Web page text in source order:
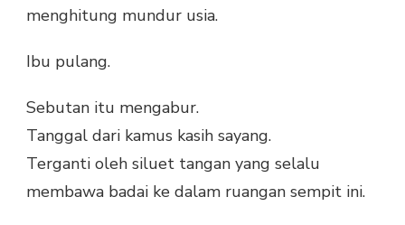
menghitung mundur usia.
Ibu pulang.
Sebutan itu mengabur.
Tanggal dari kamus kasih sayang.
Terganti oleh siluet tangan yang selalu
membawa badai ke dalam ruangan sempit ini.